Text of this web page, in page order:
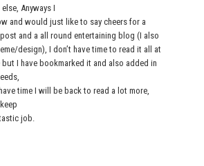
Anyways I
and would just like to say cheers for a
and a all round entertaining blog (I also
design), I don’t have time to read it all at
I have bookmarked it and also added in
time I will be back to read a lot more,
job.